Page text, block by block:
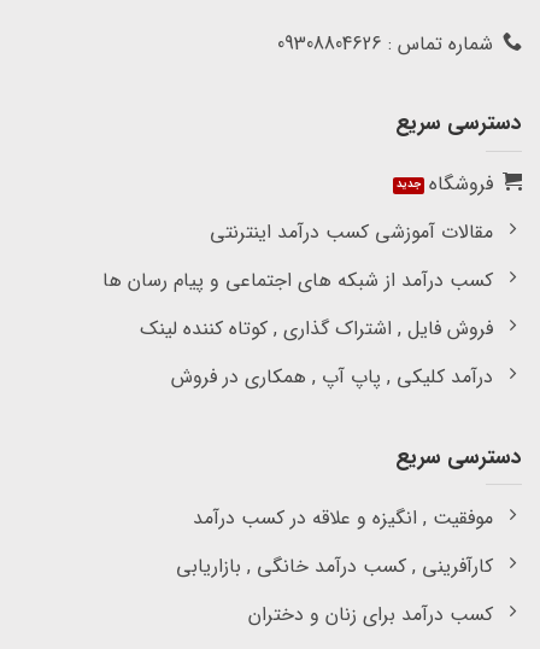
شماره تماس : 09308804626
دسترسی سریع
فروشگاه
مقالات آموزشی کسب درآمد اینترنتی
کسب درآمد از شبکه های اجتماعی و پیام رسان ها
فروش فایل , اشتراک گذاری , کوتاه کننده لینک
درآمد کلیکی , پاپ آپ , همکاری در فروش
دسترسی سریع
موفقیت , انگیزه و علاقه در کسب درآمد
کارآفرینی , کسب درآمد خانگی , بازاریابی
کسب درآمد برای زنان و دختران